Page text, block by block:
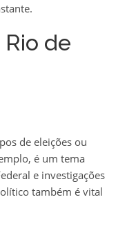
de
de eleições ou
é um tema
e investigações
também é vital